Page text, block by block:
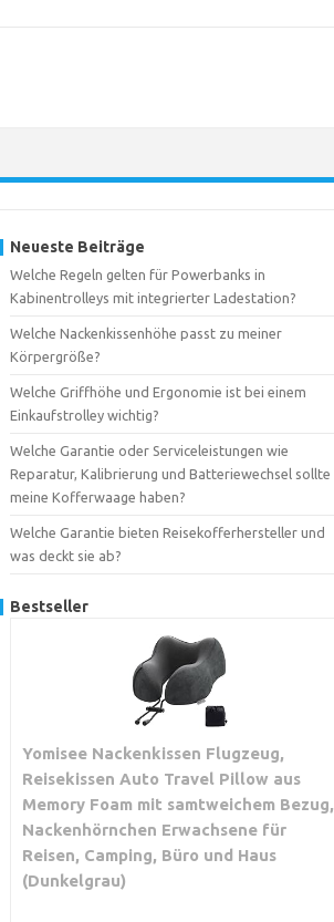
Neueste Beiträge
Welche Regeln gelten für Powerbanks in
Kabinentrolleys mit integrierter Ladestation?
Welche Nackenkissenhöhe passt zu meiner
Körpergröße?
Welche Griffhöhe und Ergonomie ist bei einem
Einkaufstrolley wichtig?
Welche Garantie oder Serviceleistungen wie
Reparatur, Kalibrierung und Batteriewechsel sollte
meine Kofferwaage haben?
Welche Garantie bieten Reisekofferhersteller und
was deckt sie ab?
Bestseller
Yomisee Nackenkissen Flugzeug,
Reisekissen Auto Travel Pillow aus
Memory Foam mit samtweichem Bezug,
Nackenhörnchen Erwachsene für
Reisen, Camping, Büro und Haus
(Dunkelgrau)